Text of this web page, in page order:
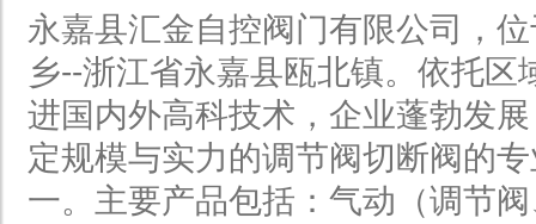
永嘉县汇金自控阀门有限公司，
乡--浙江省永嘉县瓯北镇。依托区
进国内外高科技术，企业蓬勃发
定规模与实力的调节阀切断阀的
一。主要产品包括：气动（调节